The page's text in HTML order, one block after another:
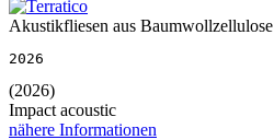
Akustikfliesen aus Baumwollzellulose
2026
(2026)
Impact acoustic
nähere Informationen